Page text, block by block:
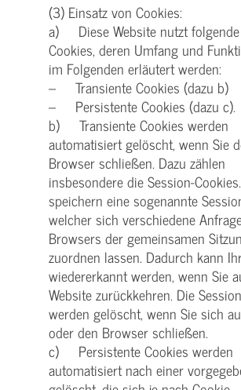
(3) Einsatz von Cookies:
a) Diese Website nutzt
Cookies, deren Umfang und
im Folgenden erläutert werden:
– Transiente Cookies (dazu b)
– Persistente Cookies (dazu c).
b) Transiente Cookies werden
automatisiert gelöscht, wenn Sie
Browser schließen. Dazu zählen
insbesondere die Session-
speichern eine sogenannte
welcher sich verschiedene
Browsers der gemeinsamen
zuordnen lassen. Dadurch kann
wiedererkannt werden, wenn Sie
Website zurückkehren. Die
werden gelöscht, wenn Sie sich
oder den Browser schließen.
c) Persistente Cookies werden
automatisiert nach einer